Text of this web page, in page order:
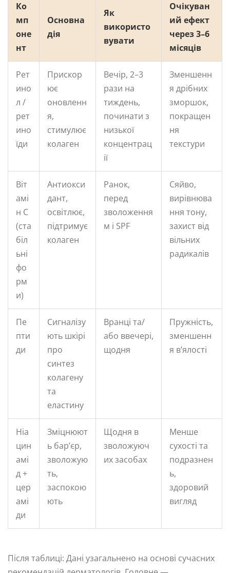
Ко
мп
оне
нт
Основна
дія
Як
використо
вувати
Очікуван
ий ефект
через 3–6
місяців
Рет
ино
л /
рет
ино
їди
Прискор
ює
оновленн
я,
стимулює
колаген
Вечір, 2–3
рази на
тиждень,
починати з
низької
концентрац
ії
Зменшенн
я дрібних
зморшок,
покращен
ня
текстури
Віт
амі
н C
(ста
біл
ьні
фо
рм
и)
Антиокси
дант,
освітлює,
підтримує
колаген
Ранок,
перед
зволоження
м і SPF
Сяйво,
вирівнюва
ння тону,
захист від
вільних
радикалів
Пе
пти
ди
Сигналізу
ють шкірі
про
синтез
колагену
та
еластину
Вранці та/
або ввечері,
щодня
Пружність,
зменшенн
я в’ялості
Ніа
цин
амі
д +
цер
амі
ди
Зміцнюют
ь бар’єр,
зволожую
ть,
заспокою
ють
Щодня в
зволожуюч
их засобах
Менше
сухості та
подразнен
ь,
здоровий
вигляд
Після таблиці: Дані узагальнено на основі сучасних